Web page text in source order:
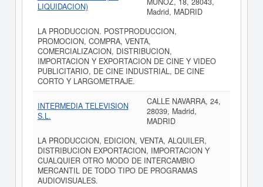
LIQUIDACION)
Madrid, MADRID
LA PRODUCCION. POSTPRODUCCION,
PROMOCION, COMPRA, VENTA,
COMERCIALIZACION, DISTRIBUCION,
IMPORTACION Y EXPORTACION DE CINE Y VIDEO
PUBLICITARIO, DE CINE INDUSTRIAL, DE CINE
CORTO Y LARGOMETRAJE.
INTERMEDIA TELEVISION
S.L.
CALLE NAVARRA, 24,
28039, Madrid,
MADRID
LA PRODUCCION, EDICION, VENTA, ALQUILER,
DISTRIBUCION EXPORTACION, IMPORTACION Y
CUALQUIER OTRO MODO DE INTERCAMBIO
MERCANTIL DE TODO TIPO DE PROGRAMAS
AUDIOVISUALES.